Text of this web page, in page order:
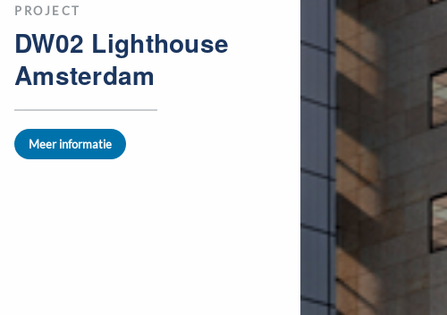
PROJECT
DW02 Lighthouse
Amsterdam
Meer informatie